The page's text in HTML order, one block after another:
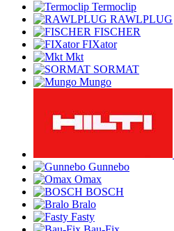
Termoclip
RAWLPLUG
FISCHER
FIXator
Mkt
SORMAT
Mungo
Gunnebo
Omax
BOSCH
Bralo
Fasty